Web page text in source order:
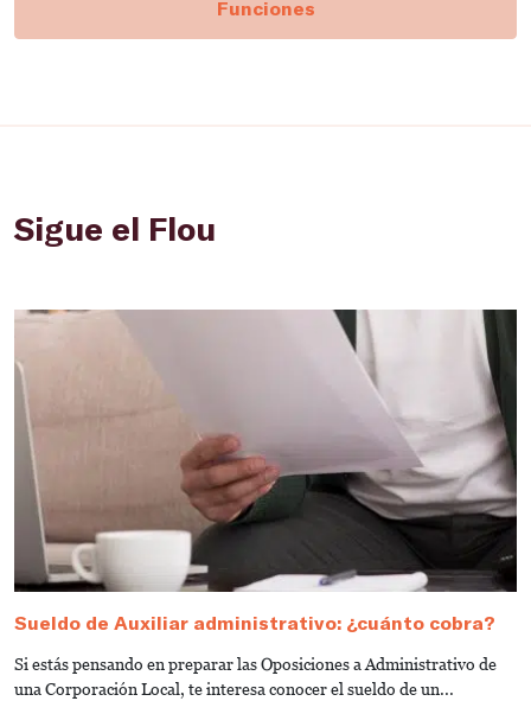
Funciones
Sigue el Flou
Sueldo de Auxiliar administrativo: ¿cuánto cobra?
Si estás pensando en preparar las Oposiciones a Administrativo de
una Corporación Local, te interesa conocer el sueldo de un...